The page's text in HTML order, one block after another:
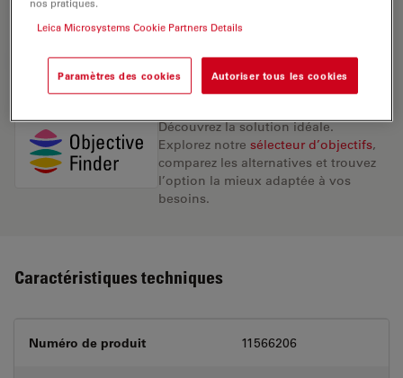
11,1 mm et un NC (numéro de champ) de 25.
DEMANDE DE DEVIS
Découvrez la solution idéale.
Explorez notre sélecteur d’objectifs,
comparez les alternatives et trouvez
l’option la mieux adaptée à vos
besoins.
Caractéristiques techniques
Numéro de produit 11566206
nos pratiques.
Leica Microsystems Cookie Partners Details
Paramètres des cookies Autoriser tous les cookies